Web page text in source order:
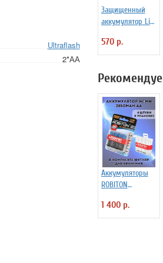
Ultraflash
2*АА
Защищенный
аккумулятор Li-
800 mAh
570 р.
Аккумуляторы
ROBITON
4/box, 4 шт
1 400 р.